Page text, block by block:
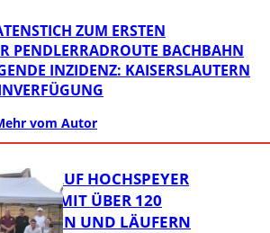
ZUM ERSTEN
PENDLERRADROUTE BACHBAHN
INZIDENZ: KAISERSLAUTERN
vom Autor
HOCHSPEYER
MIT ÜBER 120
UND LÄUFERN